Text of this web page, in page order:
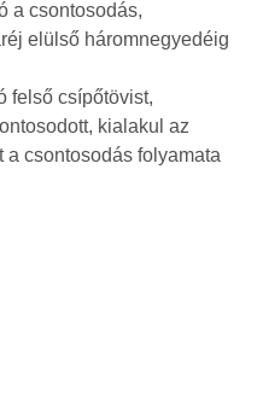
a csontosodás,
elülső háromnegyedéig
felső csípőtövist,
kialakul az
csontosodás folyamata